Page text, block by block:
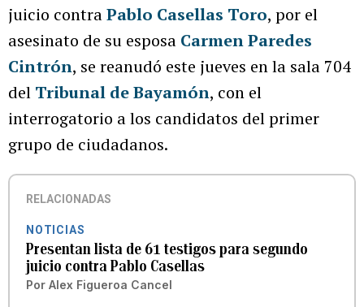
juicio contraPablo Casellas Toro, por el
asesinato de su esposa Carmen Paredes
Cintrón, se reanudó este jueves en la sala 704
del Tribunal de Bayamón, con el
interrogatorio a los candidatos del primer
grupo de ciudadanos.
RELACIONADAS
NOTICIAS
Presentan lista de 61 testigos para segundo
juicio contra Pablo Casellas
Por Alex Figueroa Cancel